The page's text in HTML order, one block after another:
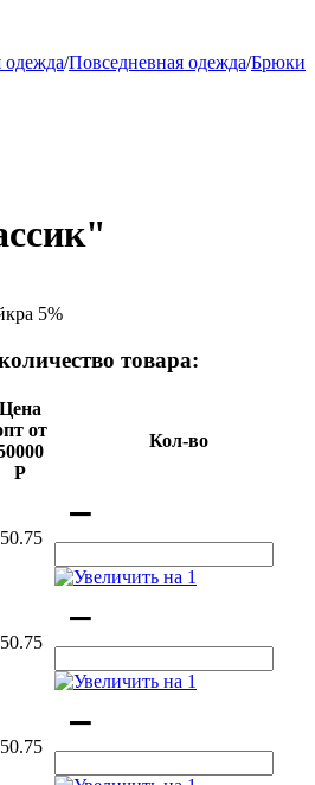
одежда/Повседневная одежда/Брюки
5%
товара:
Цена
от
Р
Кол-во